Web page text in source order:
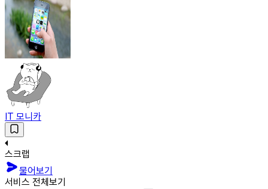
IT 모니카
스크랩
물어보기
서비스 전체보기